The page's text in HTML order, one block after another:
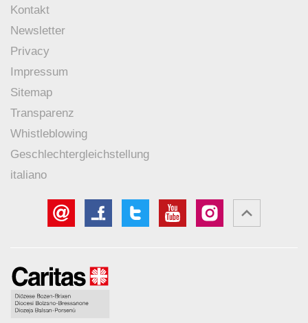
Kontakt
Newsletter
Privacy
Impressum
Sitemap
Transparenz
Whistleblowing
Geschlechtergleichstellung
italiano